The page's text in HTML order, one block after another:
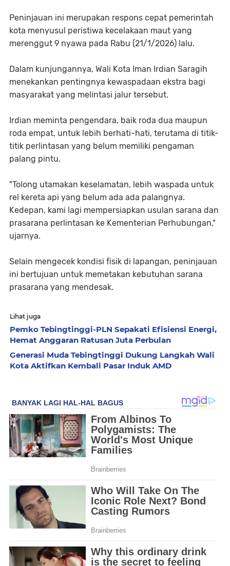
Peninjauan ini merupakan respons cepat pemerintah
kota menyusul peristiwa kecelakaan maut yang
merenggut 9 nyawa pada Rabu (21/1/2026) lalu.
Dalam kunjungannya, Wali Kota Iman Irdian Saragih
menekankan pentingnya kewaspadaan ekstra bagi
masyarakat yang melintasi jalur tersebut.
Irdian meminta pengendara, baik roda dua maupun
roda empat, untuk lebih berhati-hati, terutama di titik-
titik perlintasan yang belum memiliki pengaman
palang pintu.
"Tolong utamakan keselamatan, lebih waspada untuk
rel kereta api yang belum ada ada palangnya.
Kedepan, kami lagi mempersiapkan usulan sarana dan
prasarana perlintasan ke Kementerian Perhubungan,"
ujarnya.
Selain mengecek kondisi fisik di lapangan, peninjauan
ini bertujuan untuk memetakan kebutuhan sarana
prasarana yang mendesak.
Lihat juga
Pemko Tebingtinggi-PLN Sepakati Efisiensi Energi,
Hemat Anggaran Ratusan Juta Perbulan
Generasi Muda Tebingtinggi Dukung Langkah Wali
Kota Aktifkan Kembali Pasar Induk AMD